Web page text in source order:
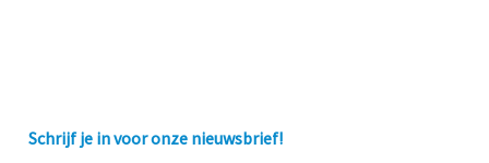
Schrijf je in voor onze nieuwsbrief!